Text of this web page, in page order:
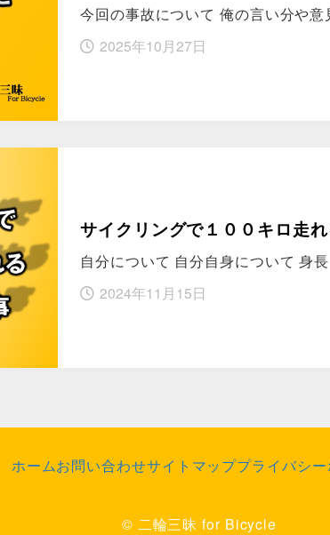
今回の事故について 俺の言い分や
2025年10月27日
サイクリングで１００キロ走
自分について 自分自身について 身
2024年11月15日
ホームお問い合わせサイトマッププライバシ
© 二輪三昧 for Bicycle